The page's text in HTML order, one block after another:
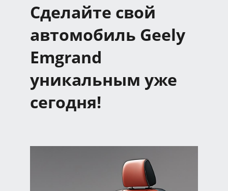
Сделайте свой
автомобиль Geely
Emgrand
уникальным уже
сегодня!